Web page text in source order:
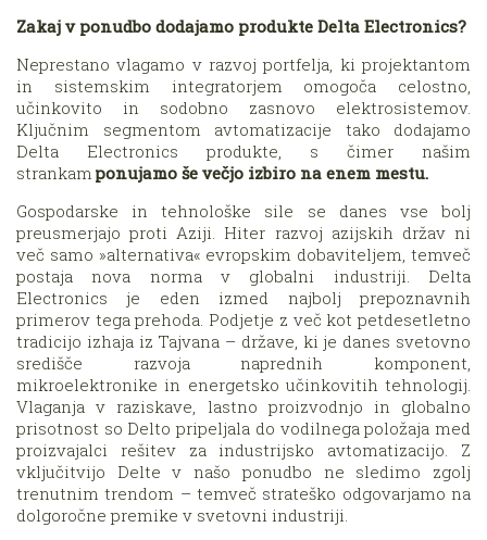
Zakaj v ponudbo dodajamo produkte Delta Electronics?
Neprestano vlagamo v razvoj portfelja, ki projektantom
in sistemskim integratorjem omogoča celostno,
učinkovito in sodobno zasnovo elektrosistemov.
Ključnim segmentom avtomatizacije tako dodajamo
Delta Electronics produkte, s čimer našim
strankam ponujamo še večjo izbiro na enem mestu.
Gospodarske in tehnološke sile se danes vse bolj
preusmerjajo proti Aziji. Hiter razvoj azijskih držav ni
več samo »alternativa« evropskim dobaviteljem, temveč
postaja nova norma v globalni industriji. Delta
Electronics je eden izmed najbolj prepoznavnih
primerov tega prehoda. Podjetje z več kot petdesetletno
tradicijo izhaja iz Tajvana – države, ki je danes svetovno
središče razvoja naprednih komponent,
mikroelektronike in energetsko učinkovitih tehnologij.
Vlaganja v raziskave, lastno proizvodnjo in globalno
prisotnost so Delto pripeljala do vodilnega položaja med
proizvajalci rešitev za industrijsko avtomatizacijo. Z
vključitvijo Delte v našo ponudbo ne sledimo zgolj
trenutnim trendom – temveč strateško odgovarjamo na
dolgoročne premike v svetovni industriji.